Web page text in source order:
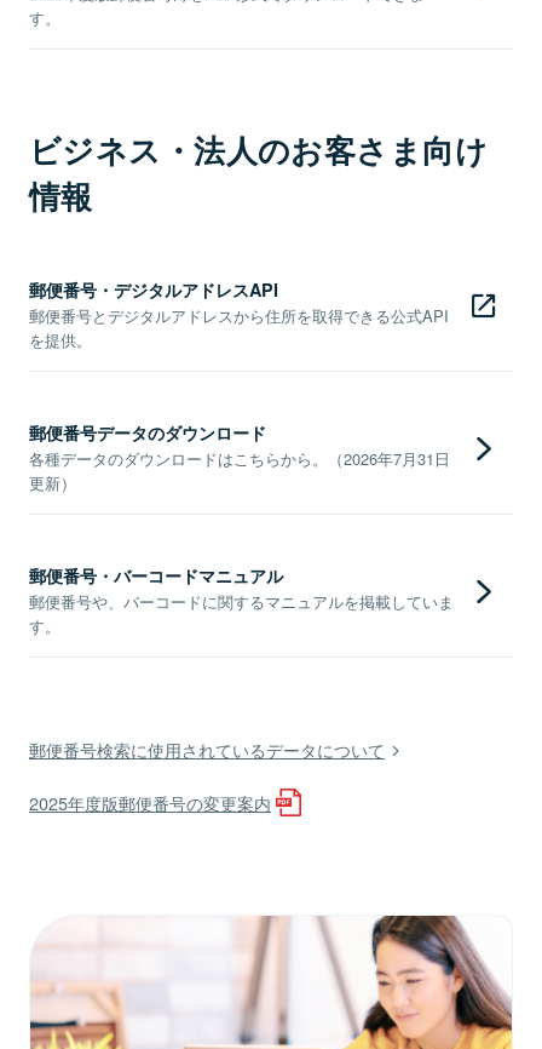
す。
ビジネス・法人のお客さま向け
情報
郵便番号・デジタルアドレスAPI
郵便番号とデジタルアドレスから住所を取得できる公式API
を提供。
郵便番号データのダウンロード
各種データのダウンロードはこちらから。（2026年7月31日
更新）
郵便番号・バーコードマニュアル
郵便番号や、バーコードに関するマニュアルを掲載していま
す。
郵便番号検索に使用されているデータについて
2025年度版郵便番号の変更案内